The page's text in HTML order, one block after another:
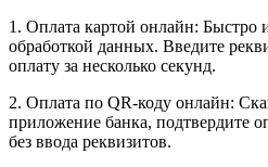
1. Оплата картой онлайн: Быстро
обработкой данных. Введите
оплату за несколько секунд.
2. Оплата по QR-коду онлайн:
приложение банка, подтвердите
без ввода реквизитов.